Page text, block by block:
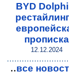
BYD
прописка
12.12.2024
..все